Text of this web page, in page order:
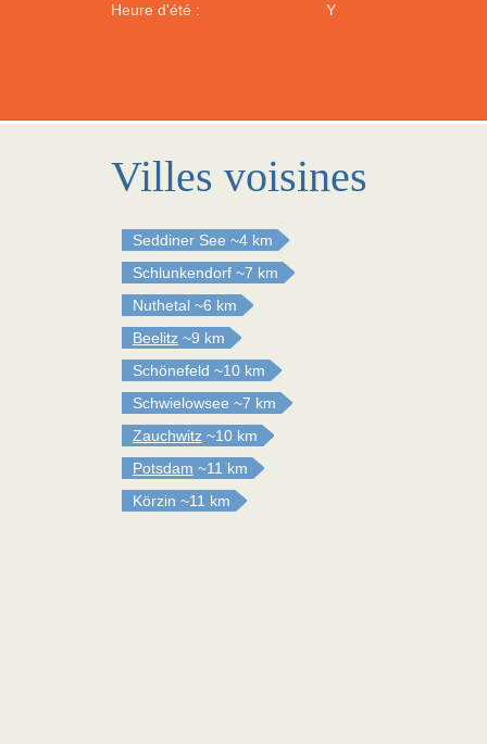
Heure d'été : Y
Villes voisines
Seddiner See ~4 km
Schlunkendorf ~7 km
Nuthetal ~6 km
Beelitz ~9 km
Schönefeld ~10 km
Schwielowsee ~7 km
Zauchwitz ~10 km
Potsdam ~11 km
Körzin ~11 km